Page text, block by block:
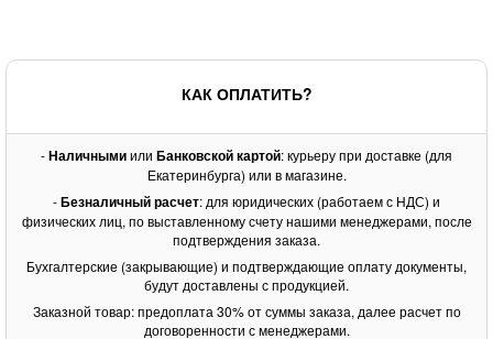
КАК ОПЛАТИТЬ?
-Наличнымиили Банковской картой: курьеру при доставке (для
Екатеринбурга) или в магазине.
-Безналичный расчет: для юридических (работаем с НДС) и
физических лиц, по выставленному счету нашими менеджерами, после
подтверждения заказа.
Бухгалтерские (закрывающие) и подтверждающие оплату документы,
будут доставлены с продукцией.
Заказной товар: предоплата 30% от суммы заказа, далее расчет по
договоренности с менеджерами.